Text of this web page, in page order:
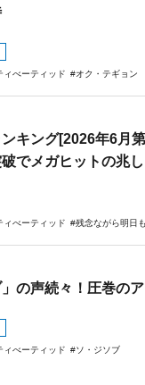
ィべーティッド オク・テギョン
キング[2026年6月
でメガヒットの兆
ィべーティッド 残念ながら明日
」の声続々！圧巻の
ィべーティッド ソ・ジソブ